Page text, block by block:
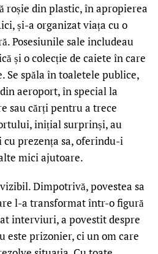
roșie din plastic, în apropierea
și-a organizat viața cu o
Posesiunile sale includeau
și o colecție de caiete în care
spăla în toaletele publice,
aeroport, în special la
sau cărți pentru a trece
inițial surprinși, au
prezența sa, oferindu-i
mici ajutoare.
Dimpotrivă, povestea sa
l-a transformat într-o figură
interviuri, a povestit despre
este prizonier, ci un om care